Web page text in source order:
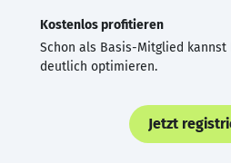
Kostenlos profitieren
Schon als Basis-Mitglied kannst
deutlich optimieren.
Jetzt